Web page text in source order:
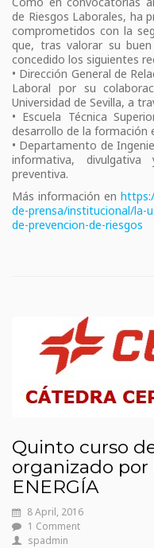
de Riesgos Laborales, ha
comprometidos con la
que, tras valorar su
concedido los siguientes
• Dirección General de
Laboral por su
Universidad de Sevilla, a
• Escuela Técnica
desarrollo de la formación
• Departamento de
informativa,
preventiva.
Más información en
de-prensa/institucional/la-
de-prevencion-de-riesgos
Quinto curso
organizado por
ENERGÍA
8 April, 2016
1 Comment
spadmin